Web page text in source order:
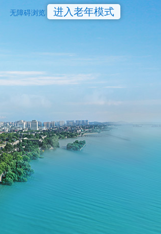
无障碍浏览 进入老年模式